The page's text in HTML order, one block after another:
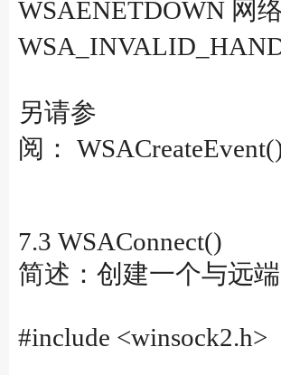
WSAENETDOWN 网
另请参
阅：
7.3 WSAConnect()
简述：创建一个与远
#include <winsock2.h>